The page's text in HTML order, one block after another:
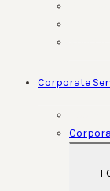
Corporate